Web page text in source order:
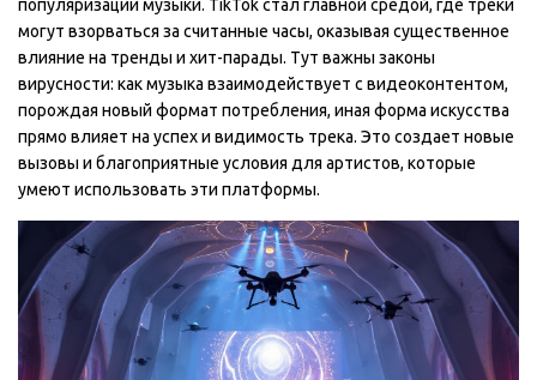
популяризации музыки. TikTok стал главной средой, где треки
могут взорваться за считанные часы, оказывая существенное
влияние на тренды и хит-парады. Тут важны законы
вирусности: как музыка взаимодействует с видеоконтентом,
порождая новый формат потребления, иная форма искусства
прямо влияет на успех и видимость трека. Это создает новые
вызовы и благоприятные условия для артистов, которые
умеют использовать эти платформы.